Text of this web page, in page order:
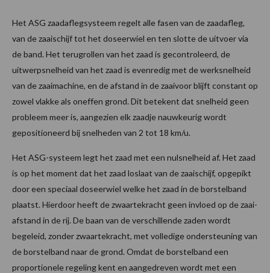
Het ASG zaadaflegsysteem regelt alle fasen van de zaadafleg,
van de zaaischijf tot het doseerwiel en ten slotte de uitvoer via
de band. Het terugrollen van het zaad is gecontroleerd, de
uitwerpsnelheid van het zaad is evenredig met de werksnelheid
van de zaaimachine, en de afstand in de zaaivoor blijft constant op
zowel vlakke als oneffen grond. Dit betekent dat snelheid geen
probleem meer is, aangezien elk zaadje nauwkeurig wordt
gepositioneerd bij snelheden van 2 tot 18 km/u.
Het ASG-systeem legt het zaad met een nulsnelheid af. Het zaad
is op het moment dat het zaad loslaat van de zaaischijf, opgepikt
door een speciaal doseerwiel welke het zaad in de borstelband
plaatst. Hierdoor heeft de zwaartekracht geen invloed op de zaai-
afstand in de rij. De baan van de verschillende zaden wordt
begeleid, zonder zwaartekracht, met volledige ondersteuning van
de borstelband naar de grond. Omdat de borstelband een
proportionele regeling kent en aangedreven wordt met een